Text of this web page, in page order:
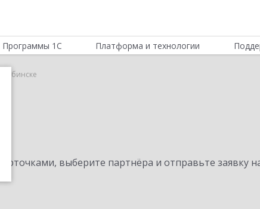
Программы 1С Платформа и технологии
выберите партнёра и отправьте заявку